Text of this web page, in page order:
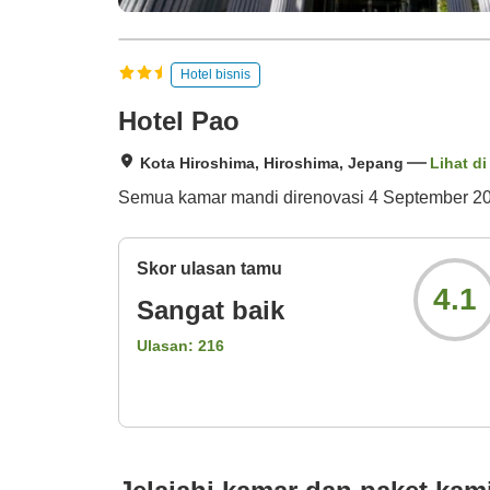
Hotel bisnis
Hotel Pao
Kota Hiroshima, Hiroshima, Jepang Lihat di
Semua kamar mandi direnovasi 4 September
Skor ulasan tamu
Sangat baik
Ulasan: 216
4.1